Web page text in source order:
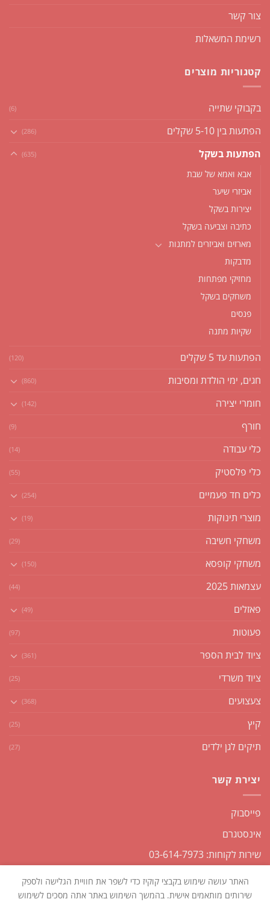
צור קשר
רשימת המשאלות
קטגוריות מוצרים
בקבוקי שתייה (6)
הפתעות בין 5-10 שקלים (286)
הפתעות בשקל (635)
אבא ואמא של שבת
אביזרי שיער
יצירות בשקל
כתיבה וצביעה בשקל
מארזים ואביזרים למתנות
מדבקות
מחזיקי מפתחות
משחקים בשקל
פנסים
שקיות מתנה
הפתעות עד 5 שקלים (120)
חגים, ימי הולדת ומסיבות (860)
חומרי יצירה (142)
חורף (9)
כלי עבודה (14)
כלי פלסטיק (55)
כלים חד פעמיים (254)
מוצרי תינוקות (19)
משחקי חשיבה (29)
משחקי קופסא (150)
עצמאות 2025 (44)
פאזלים (49)
פעוטות (97)
ציוד לבית הספר (361)
ציוד משרדי (25)
צעצועים (368)
קיץ (25)
תיקים לגן ילדים (27)
יצירת קשר
פייסבוק
אינסטגרם
שירות לקוחות: 03-614-7973
האתר עושה שימוש בקבצי קוקיז כדי לשפר את חוויית הגלישה ולספק
שירותים מותאמים אישית. בהמשך השימוש באתר אתה מסכים לשימוש